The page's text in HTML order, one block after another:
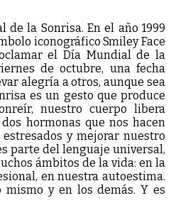
de la Sonrisa. En el año 1999
iconográfico Smiley Face
el Día Mundial de la
de octubre, una fecha
alegría a otros, aunque sea
es un gesto que produce
nuestro cuerpo libera
hormonas que nos hacen
y mejorar nuestro
parte del lenguaje universal,
ámbitos de la vida: en la
en nuestra autoestima.
mismo y en los demás. Y es